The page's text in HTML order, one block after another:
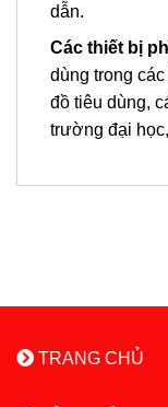
dẫn.
Các thiết bị
dùng trong
đồ tiêu dùng,
trường đại
TRANG CHỦ